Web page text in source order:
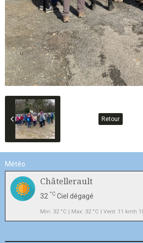
Retour
Météo
Châtellerault
32 °C Ciel dégagé
Min: 32 °C | Max: 32 °C | Vent: 11 kmh